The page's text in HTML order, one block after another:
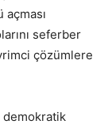
açması
seferber
çözümlere
demokratik